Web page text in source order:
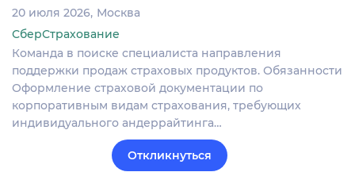
20 июля 2026 Москва
СберСтрахование
Команда в поиске специалиста направления
поддержки продаж страховых продуктов. Обязанности
Оформление страховой документации по
корпоративным видам страхования, требующих
индивидуального андеррайтинга…
Откликнуться